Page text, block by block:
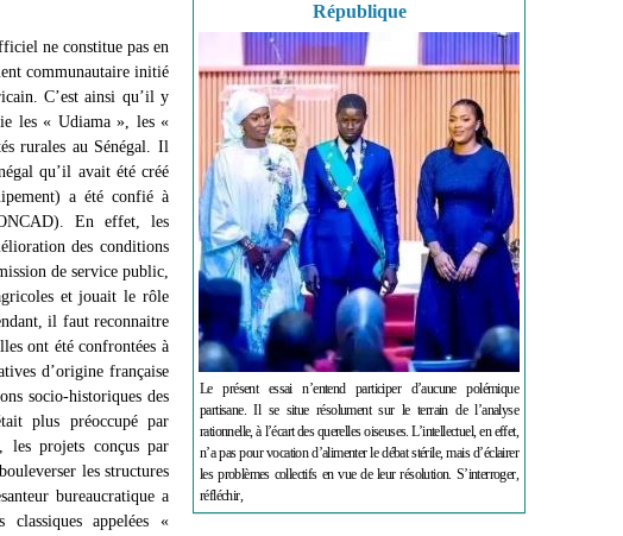
ne constitue pas en
communautaire initié
C’est ainsi qu’il y
les « Udiama », les «
rurales au Sénégal. Il
qu’il avait été créé
a été confié à
En effet, les
des conditions
de service public,
et jouait le rôle
il faut reconnaitre
ont été confrontées à
d’origine française
socio-historiques des
plus préoccupé par
les projets conçus par
les structures
bureaucratique a
classiques appelées «
République
Le présent essai n’entend participer d’aucune polémique
partisane. Il se situe résolument sur le terrain de l’analyse
rationnelle, à l’écart des querelles oiseuses. L’intellectuel, en effet,
n’a pas pour vocation d’alimenter le débat stérile, mais d’éclairer
les problèmes collectifs en vue de leur résolution. S’interroger,
réfléchir,